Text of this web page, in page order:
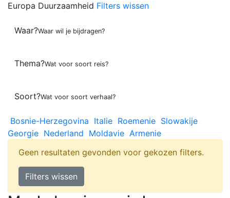
Europa Duurzaamheid Filters wissen
Waar?Waar wil je bijdragen?
Thema?Wat voor soort reis?
Soort?Wat voor soort verhaal?
Bosnie-Herzegovina Italie Roemenie Slowakije
Georgie Nederland Moldavie Armenie
Geen resultaten gevonden voor gekozen filters.
Filters wissen